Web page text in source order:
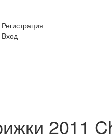
Регистрация
Вход
2011